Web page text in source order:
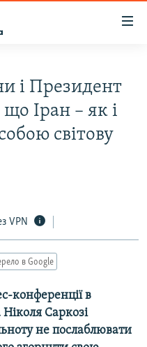
і Президент
Іран – як і
світову
VPN
в Google
конференції в
Саркозі
не послаблювати